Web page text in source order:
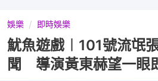
娛樂 即時娛樂
魷魚遊戲︱101號流氓
聞 導演黃東赫望一眼